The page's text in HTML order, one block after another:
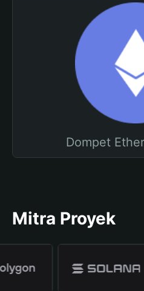
Dompet
Mitra Proyek